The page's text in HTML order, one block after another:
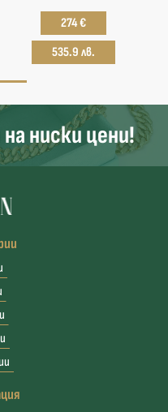
274 €
535.9 лв.
на ниски цени!